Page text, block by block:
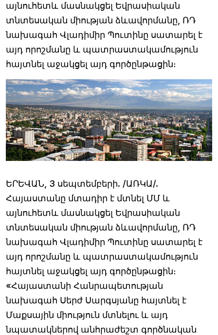
այնուհետև մասնակցել Եվրասիական
տնտեսական միության ձևավորմանը, ՌԴ
նախագահ Վլադիմիր Պուտինը սատարել է
այդ որոշմանը և պատրաստակամություն
հայտնել աջակցել այդ գործընթացին։
ԵՐԵՎԱՆ, 3 սեպտեմբերի. /ԱՌԿԱ/.
Հայաստանը մտադիր է մտնել ՄՄ և
այնուհետև մասնակցել Եվրասիական
տնտեսական միության ձևավորմանը, ՌԴ
նախագահ Վլադիմիր Պուտինը սատարել է
այդ որոշմանը և պատրաստակամություն
հայտնել աջակցել այդ գործընթացին։
«Հայաստանի Հանրապետության
նախագահ Սերժ Սարգսյանը հայտնել է
Մաքսային միություն մտնելու և այդ
նպատակներով անհրաժեշտ գործնական